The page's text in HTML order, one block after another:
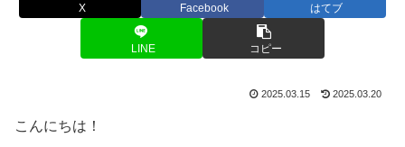
X Facebook はてブ
LINE コピー
2025.03.15 2025.03.20
こんにちは！